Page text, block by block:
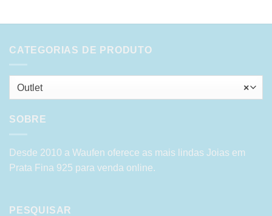
CATEGORIAS DE PRODUTO
×
Outlet
SOBRE
Desde 2010 a Waufen oferece as mais lindas Joias em
Prata Fina 925 para venda online.
PESQUISAR